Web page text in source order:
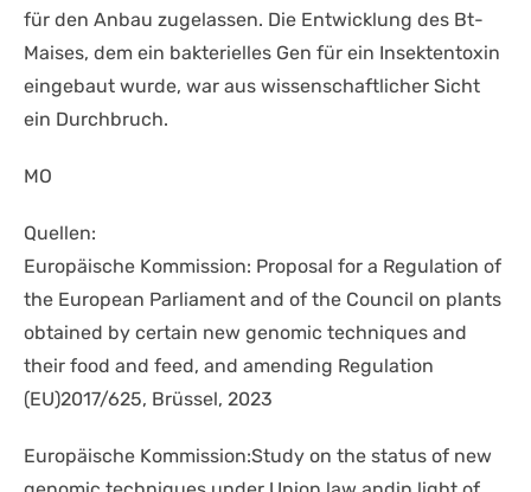
für den Anbau zugelassen. Die Entwicklung des Bt-
Maises, dem ein bakterielles Gen für ein Insektentoxin
eingebaut wurde, war aus wissenschaftlicher Sicht
ein Durchbruch.
MO
Quellen:
Europäische Kommission: Proposal for a Regulation of
the European Parliament and of the Council on plants
obtained by certain new genomic techniques and
their food and feed, and amending Regulation
(EU)2017/625, Brüssel, 2023
Europäische Kommission:Study on the status of new